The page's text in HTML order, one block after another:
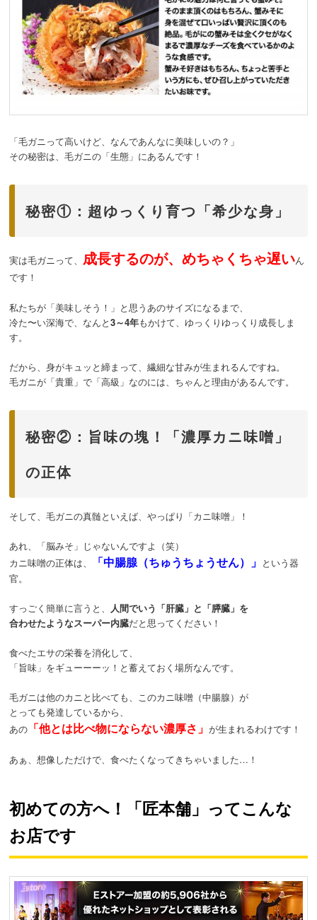
「毛ガニって高いけど、なんであんなに美味しいの？」
その秘密は、毛ガニの「生態」にあるんです！
秘密①：超ゆっくり育つ「希少な身」
実は毛ガニって、 成長するのが、めちゃくちゃ遅いん
です！
私たちが「美味しそう！」と思うあのサイズになるまで、
冷た〜い深海で、なんと3～4年もかけて、ゆっくりゆっくり成長しま
す。
だから、身がキュッと締まって、繊細な甘みが生まれるんですね。
毛ガニが「貴重」で「高級」なのには、ちゃんと理由があるんです。
秘密②：旨味の塊！「濃厚カニ味噌」
の正体
そして、毛ガニの真髄といえば、やっぱり「カニ味噌」！
あれ、「脳みそ」じゃないんですよ（笑）
カニ味噌の正体は、
「中腸腺（ちゅうちょうせん）」 という器
官。
すっごく簡単に言うと、 人間でいう「肝臓」と「膵臓」を
合わせたようなスーパー内臓だと思ってください！
食べたエサの栄養を消化して、
「旨味」をギューーーッ！と蓄えておく場所なんです。
毛ガニは他のカニと比べても、このカニ味噌（中腸腺）が
とっても発達しているから、
あの 「他とは比べ物にならない濃厚さ」が生まれるわけです！
あぁ、想像しただけで、食べたくなってきちゃいました…！
初めての方へ！「匠本舗」ってこんな
お店です